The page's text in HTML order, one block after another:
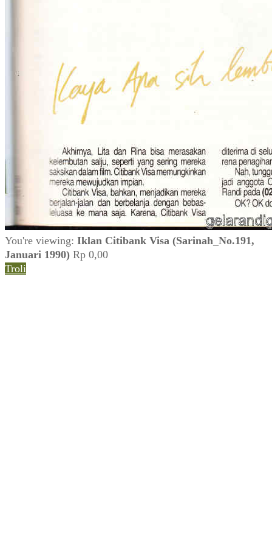
You're viewing: Iklan Citibank Visa (Sarinah_No.191,
Januari 1990) Rp 0,00
Troli